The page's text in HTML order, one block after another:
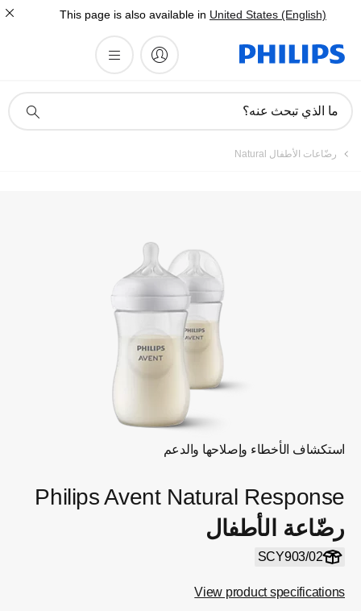
This page is also available in United States (English)
دعم
ما الذي تبحث عنه؟
رضّاعات الأطفال Natural
استكشاف الأخطاء وإصلاحها والدعم
Philips Avent Natural Response
رضّاعة الأطفال
SCY903/02
View product specifications